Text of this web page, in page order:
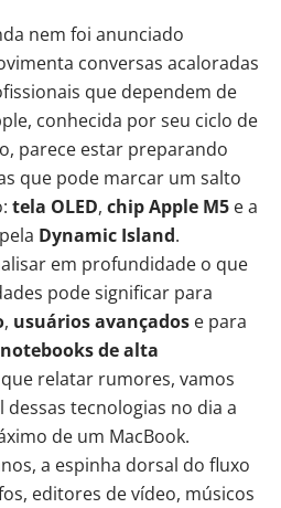
nem foi anunciado
conversas acaloradas
que dependem de
, conhecida por seu ciclo de
parece estar preparando
que pode marcar um salto
tela OLED, chip Apple M5 e a
pela Dynamic Island.
em profundidade o que
pode significar para
, usuários avançados e para
de alta
relatar rumores, vamos
tecnologias no dia a
de um MacBook.
a espinha dorsal do fluxo
editores de vídeo, músicos